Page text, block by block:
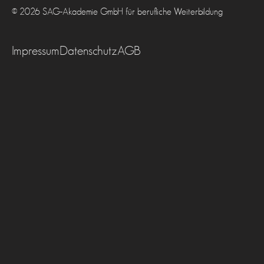
© 2026 SAG-Akademie GmbH für berufliche Weiterbildung
ImpressumDatenschutzAGB